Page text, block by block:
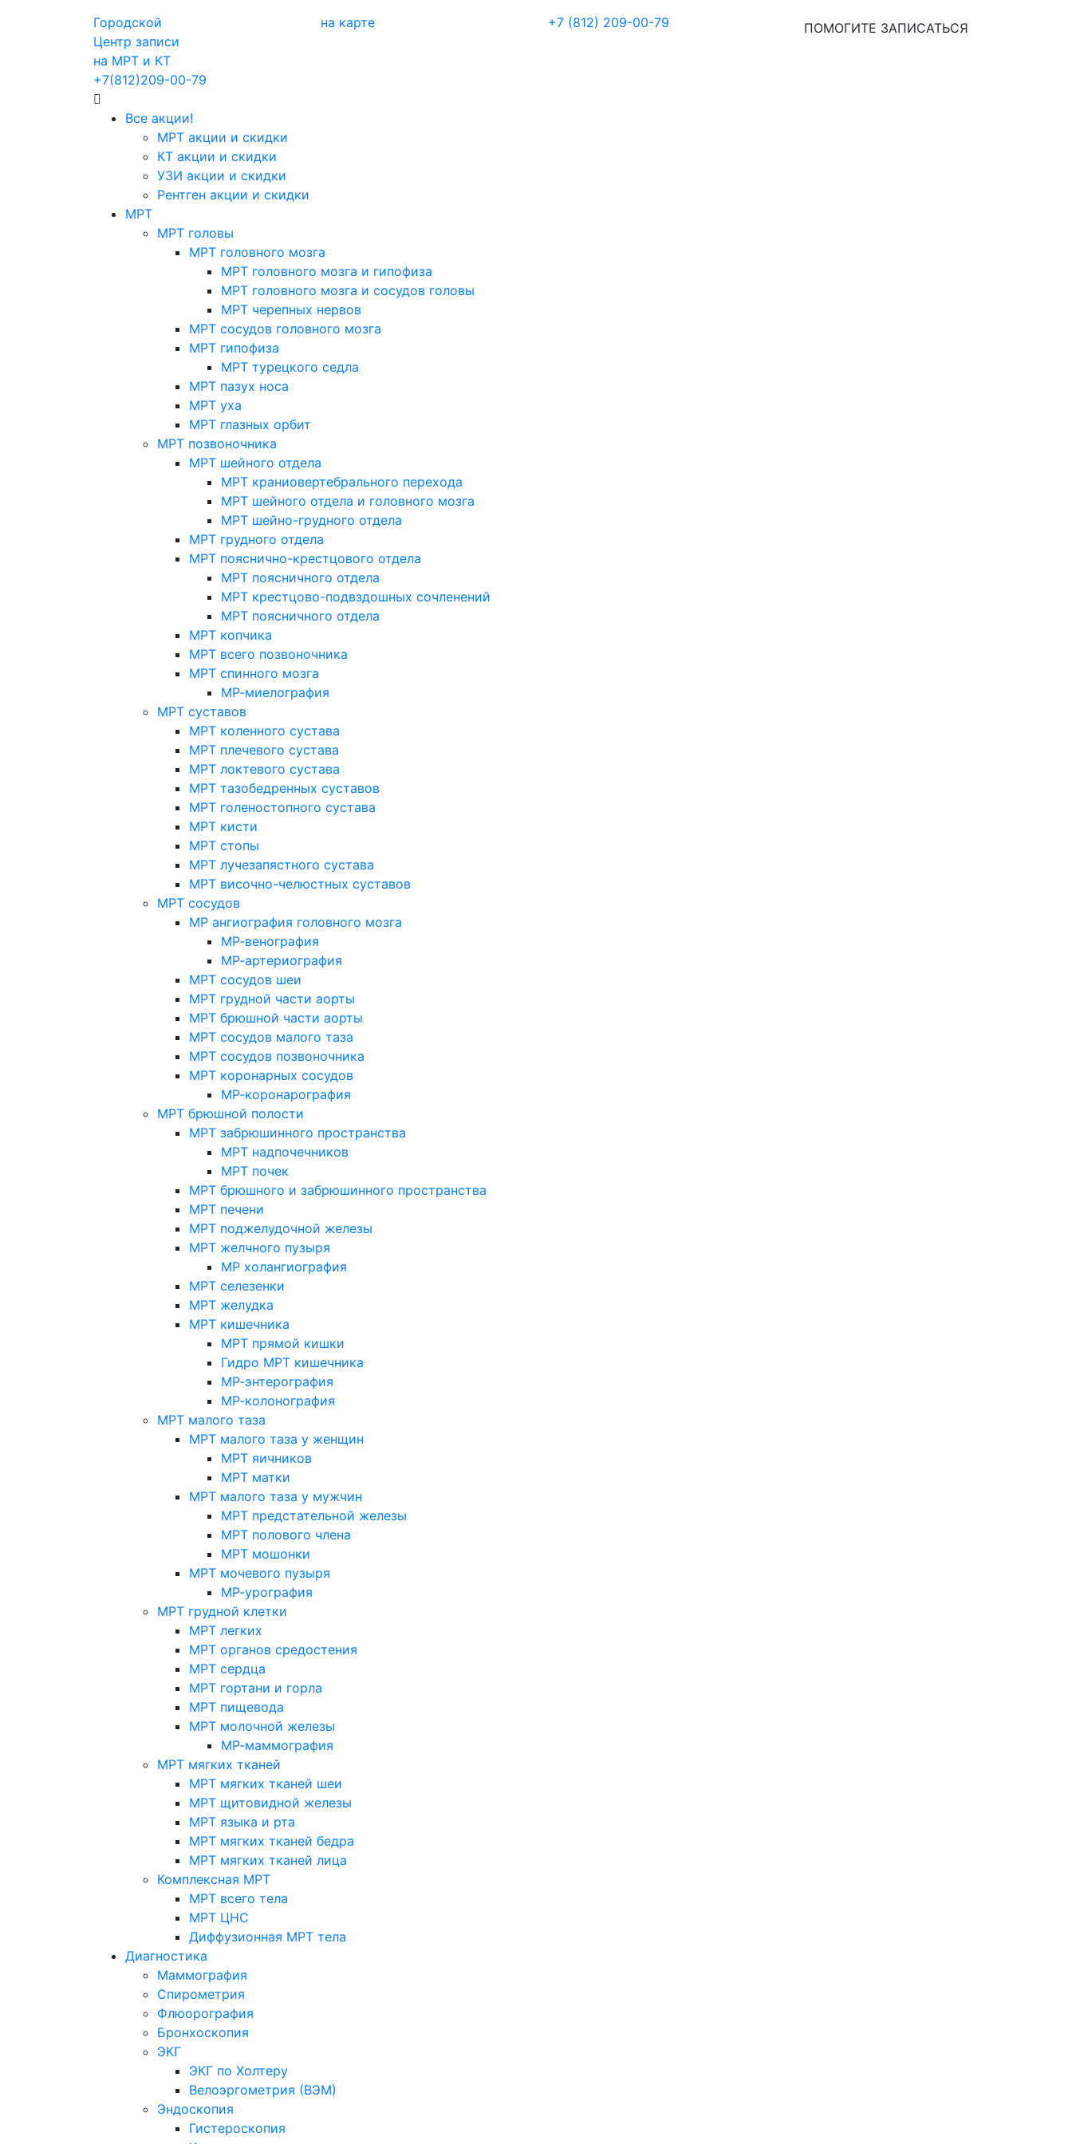
Городской
Центр записи
на МРТ и КТ
+7(812)209-00-79
на карте +7 (812) 209-00-79 ПОМОГИТЕ ЗАПИСАТЬСЯ
Все акции!
МРТ акции и скидки
КТ акции и скидки
УЗИ акции и скидки
Рентген акции и скидки
МРТ
МРТ головы
МРТ головного мозга
МРТ головного мозга и гипофиза
МРТ головного мозга и сосудов головы
МРТ черепных нервов
МРТ сосудов головного мозга
МРТ гипофиза
МРТ турецкого седла
МРТ пазух носа
МРТ уха
МРТ глазных орбит
МРТ позвоночника
МРТ шейного отдела
МРТ краниовертебрального перехода
МРТ шейного отдела и головного мозга
МРТ шейно-грудного отдела
МРТ грудного отдела
МРТ пояснично-крестцового отдела
МРТ поясничного отдела
МРТ крестцово-подвздошных сочленений
МРТ поясничного отдела
МРТ копчика
МРТ всего позвоночника
МРТ спинного мозга
МР-миелография
МРТ суставов
МРТ коленного сустава
МРТ плечевого сустава
МРТ локтевого сустава
МРТ тазобедренных суставов
МРТ голеностопного сустава
МРТ кисти
МРТ стопы
МРТ лучезапястного сустава
МРТ височно-челюстных суставов
МРТ сосудов
МР ангиография головного мозга
МР-венография
МР-артериография
МРТ сосудов шеи
МРТ грудной части аорты
МРТ брюшной части аорты
МРТ сосудов малого таза
МРТ сосудов позвоночника
МРТ коронарных сосудов
МР-коронарография
МРТ брюшной полости
МРТ забрюшинного пространства
МРТ надпочечников
МРТ почек
МРТ брюшного и забрюшинного пространства
МРТ печени
МРТ поджелудочной железы
МРТ желчного пузыря
МР холангиография
МРТ селезенки
МРТ желудка
МРТ кишечника
МРТ прямой кишки
Гидро МРТ кишечника
МР-энтерография
МР-колонография
МРТ малого таза
МРТ малого таза у женщин
МРТ яичников
МРТ матки
МРТ малого таза у мужчин
МРТ предстательной железы
МРТ полового члена
МРТ мошонки
МРТ мочевого пузыря
МР-урография
МРТ грудной клетки
МРТ легких
МРТ органов средостения
МРТ сердца
МРТ гортани и горла
МРТ пищевода
МРТ молочной железы
МР-маммография
МРТ мягких тканей
МРТ мягких тканей шеи
МРТ щитовидной железы
МРТ языка и рта
МРТ мягких тканей бедра
МРТ мягких тканей лица
Комплексная МРТ
МРТ всего тела
МРТ ЦНС
Диффузионная МРТ тела
Диагностика
Маммография
Спирометрия
Флюорография
Бронхоскопия
ЭКГ
ЭКГ по Холтеру
Велоэргометрия (ВЭМ)
Эндоскопия
Гистероскопия